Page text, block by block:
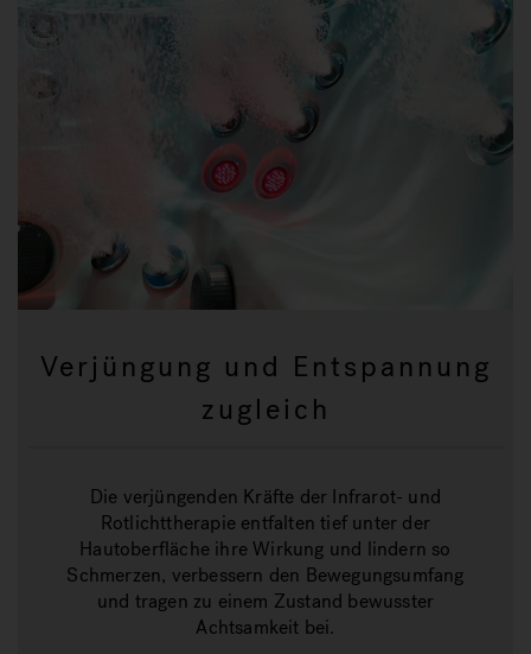
Verjüngung und Entspannung
zugleich
Die verjüngenden Kräfte der Infrarot- und
Rotlichttherapie entfalten tief unter der
Hautoberfläche ihre Wirkung und lindern so
Schmerzen, verbessern den Bewegungsumfang
und tragen zu einem Zustand bewusster
Achtsamkeit bei.